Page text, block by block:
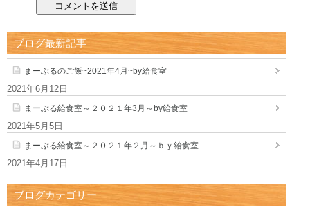
ブログ最新記事
まーぶるのご飯~2021年4月~by給食室
2021年6月12日
まーぶる給食室～２０２１年3月～by給食室
2021年5月5日
まーぶる給食室～２０２１年２月～ｂｙ給食室
2021年4月17日
ブログカテゴリー